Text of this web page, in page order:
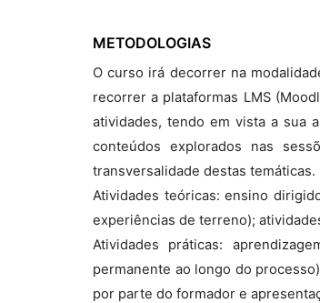
METODOLOGIAS
O curso irá decorrer na
recorrer a plataformas LMS
atividades, tendo em vista a sua
conteúdos explorados nas
transversalidade destas temáticas.
Atividades teóricas: ensino
experiências de terreno);
Atividades práticas:
permanente ao longo do
por parte do formador e